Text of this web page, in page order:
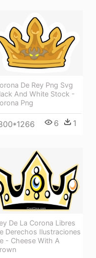
De Rey Png Svg
And White Stock -
Png
6 1
De La Corona Libres
Derechos Ilustraciones
- Cheese With A